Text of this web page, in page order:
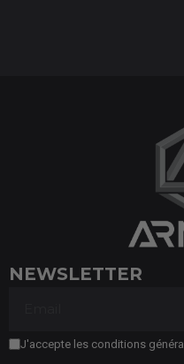
NEWSLETTER
J'accepte les conditions